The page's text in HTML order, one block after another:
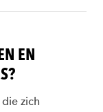
EN
zich